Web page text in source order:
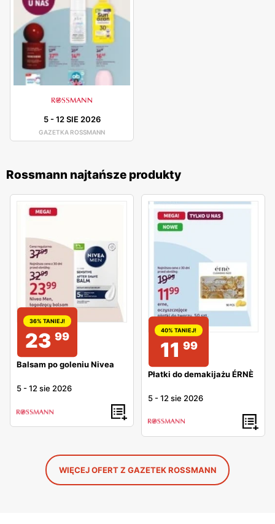
5-12 SIE 2026
GAZETKA ROSSMANN
Rossmann najtańsze produkty
36% TANIEJ!
23 99
Balsam po goleniu Nivea
5 -12 sie 2026
40% TANIEJ!
11 99
Płatki do demakijażu ÉRNÈ
5 -12 sie 2026
WIĘCEJ OFERT Z GAZETEK ROSSMANN